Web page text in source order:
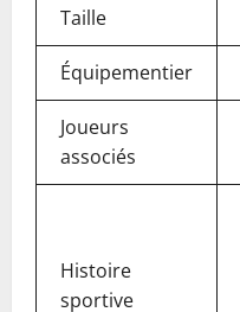
Taille
Équipementier
Joueurs
associés
Histoire
sportive